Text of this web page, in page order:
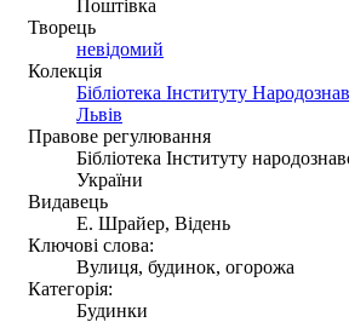
Поштівка
Творець
невідомий
Колекція
Бібліотека Інституту
Львів
Правове регулювання
Бібліотека Інституту
України
Видавець
Е. Шрайер, Відень
Ключові слова:
Вулиця, будинок, огорожа
Категорія:
Будинки